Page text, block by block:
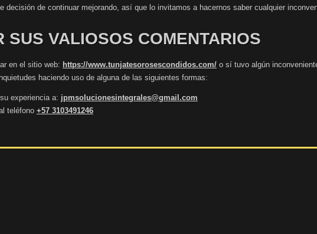
decisión de continuar mejorando, así que lo invitamos a hacernos saber cualquier
SUS VALIOSOS COMENTARIOS
en el sitio web: https://www.tunjatesorosescondidos.com/ o sí tuvo algún
haciendo uso de alguna de las siguientes formas:
experiencia a: jpmsolucionesintegrales@gmail.com
teléfono +57 3103491246